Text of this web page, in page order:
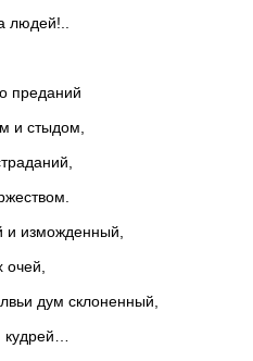
людей!..
преданий
и стыдом,
и изможденный,
дум склоненный,